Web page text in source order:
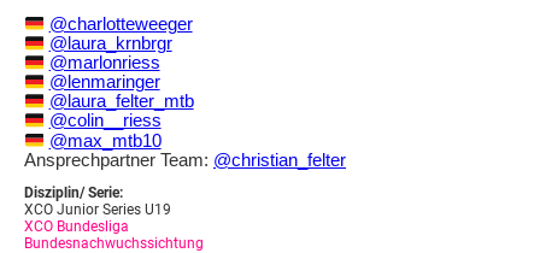
@charlotteweeger
@laura_krnbrgr
@marlonriess
@lenmaringer
@laura_felter_mtb
@colin__riess
@max_mtb10
Ansprechpartner Team: @christian_felter
Disziplin/ Serie:
XCO Junior Series U19
XCO Bundesliga
Bundesnachwuchssichtung